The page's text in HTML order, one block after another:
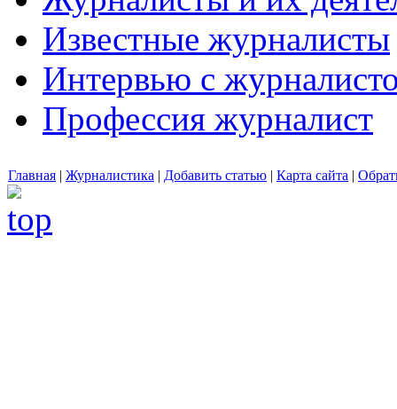
Известные журналисты
Интервью с
Профессия журналист
Главная | Журналистика | Добавить статью | Карта сайта |